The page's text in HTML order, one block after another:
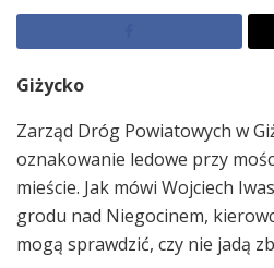
Giżycko
Zarząd Dróg Powiatowych w
oznakowanie ledowe przy
mieście. Jak mówi Wojciech
grodu nad Niegocinem,
mogą sprawdzić, czy nie jadą